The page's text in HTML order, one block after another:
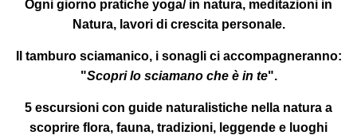
Ogni giorno pratiche yoga/ in natura, meditazioni in
Natura, lavori di crescita personale.
Il tamburo sciamanico, i sonagli ci accompagneranno:
"Scopri lo sciamano che è in te".
5 escursioni con guide naturalistiche nella natura a
scoprire flora, fauna, tradizioni, leggende e luoghi